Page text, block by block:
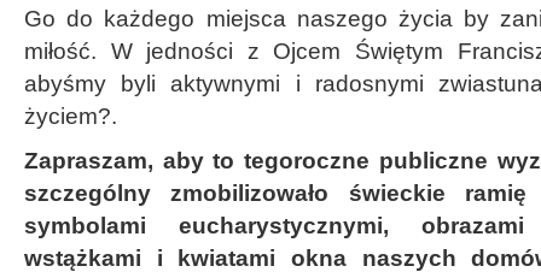
Go do każdego miejsca naszego życia by
miłość. W jedności z Ojcem Świętym
abyśmy byli aktywnymi i radosnymi
życiem?.
Zapraszam, aby to tegoroczne publiczne
szczególny zmobilizowało świeckie
symbolami eucharystycznymi,
wstążkami i kwiatami okna naszych